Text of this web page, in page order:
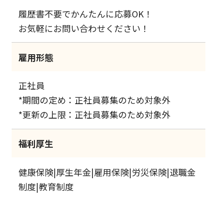
履歴書不要でかんたんに応募OK！
お気軽にお問い合わせください！
雇用形態
正社員
*期間の定め：正社員募集のため対象外
*更新の上限：正社員募集のため対象外
福利厚生
健康保険|厚生年金|雇用保険|労災保険|退職金
制度|教育制度